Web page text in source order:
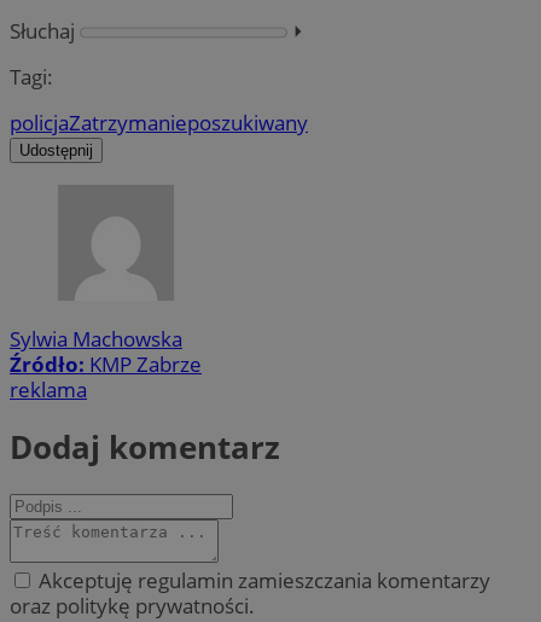
Słuchaj
⏵︎
Tagi:
policjaZatrzymanieposzukiwany
Udostępnij
Sylwia Machowska
Źródło: KMP Zabrze
reklama
Dodaj komentarz
Akceptuję regulamin zamieszczania komentarzy
oraz politykę prywatności.